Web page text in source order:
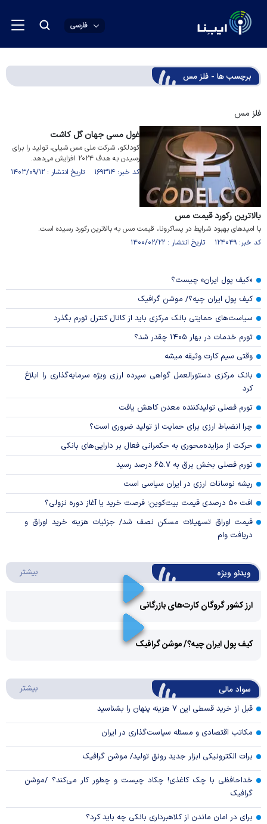
فارسی
برچسب ها - فلز مس
فلز مس
غول مسی جهان گل کاشت
کودلکو، شرکت ملی مس شیلی، تولید را برای
رسیدن به هدف ۲۰۲۴ افزایش می‌دهد.
کد خبر: ۱۶۹۳۱۴ تاریخ انتشار : ۱۴۰۳/۰۹/۱۲
بالاترین رکورد قیمت مس
با امیدهای بهبود شرایط در پساکرونا، قیمت مس به بالاترین رکورد رسیده است.
کد خبر: ۱۲۴۰۴۹ تاریخ انتشار : ۱۴۰۰/۰۲/۲۲
«کیف پول ایران» چیست؟
کیف پول ایران چیه؟/ موشن گرافیک
سیاست‌های حمایتی بانک مرکزی باید از کانال کنترل تورم بگذرد
تورم خدمات در بهار ۱۴۰۵ چقدر شد؟
وقتی سیم کارت وثیقه میشه
بانک مرکزی دستورالعمل گواهی سپرده ارزی ویژه سرمایه‌گذاری را ابلاغ
کرد
تورم فصلی تولیدکننده معدن کاهش یافت
چرا انضباط ارزی برای حمایت از تولید ضروری است؟
حرکت از مزایده‌محوری به حکمرانی فعال بر دارایی‌های بانکی
تورم فصلی بخش برق به ۶۵.۷ درصد رسید
ریشه نوسانات ارزی در ایران سیاسی است
افت ۵۰ درصدی قیمت بیت‌کوین؛ فرصت خرید یا آغاز دوره نزولی؟
قیمت اوراق تسهیلات مسکن نصف شد/ جزئیات هزینه خرید اوراق و
دریافت وام
ویدئو ویژه بیشتر
ارز کشور گروگان کارت‌های بازرگانی
Video
کیف پول ایران چیه؟/ موشن گرافیک
سواد مالی بیشتر
قبل از خرید قسطی این ۷ هزینه پنهان را بشناسید
مکاتب اقتصادی و مسئله سیاست‌گذاری در ایران
برات الکترونیکی ابزار جدید رونق تولید/ موشن گرافیک
خداحافظی با چک کاغذی! چکاد چیست و چطور کار می‌کند؟ /موشن
گرافیک
برای در امان ماندن از کلاهبرداری بانکی چه باید کرد؟